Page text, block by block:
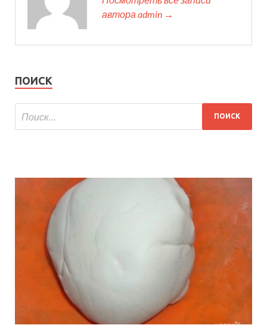
автора admin →
ПОИСК